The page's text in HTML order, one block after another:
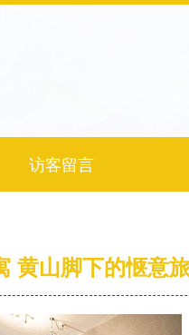
访客留言
黄山脚下的惬意